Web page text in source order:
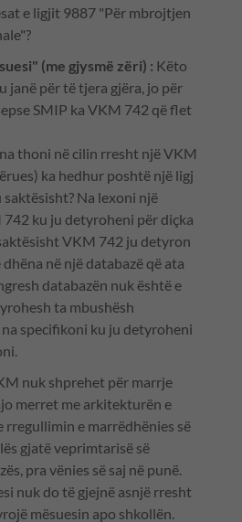
e ligjit 9887 "Për mbrojtjen
(me gjysmë zëri) : Këto
janë për të tjera gjëra, jo për
SMIP ka VKM 742 që flet
thoni në cilin rresht një VKM
ka hedhur poshtë një ligj
saktësisht? Na lexoni një
ku ju detyroheni për diçka
VKM 742 ju detyron
në një databazë që ata
databazën nuk është e
ta mbushësh
specifikoni ku ju detyroheni
nuk shprehet për marrje
merret me arkitekturën e
rregullimin e marrëdhënies së
gjatë veprimtarisë së
pra vënies së saj në punë.
nuk do të gjejnë asnjë rresht
mësuesin apo shkollën.